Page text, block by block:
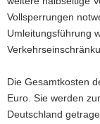
Vollsperrungen
Umleitungsführung
Die Gesamtkosten
Euro. Sie werden
Deutschland